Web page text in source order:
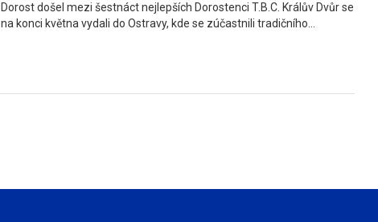
Dorost došel mezi šestnáct nejlepších Dorostenci T.B.C. Králův Dvůr se
na konci května vydali do Ostravy, kde se zúčastnili tradičního…